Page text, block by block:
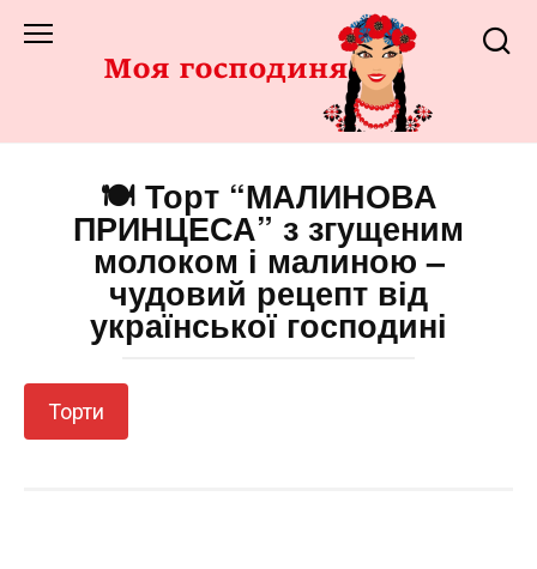
до
🍽️ Торт “МАЛИНОВА
ПРИНЦЕСА” з згущеним
молоком і малиною –
чудовий рецепт від
української господині
Торти